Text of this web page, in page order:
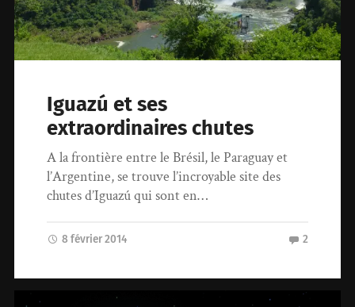
Iguazú et ses
extraordinaires chutes
A la frontière entre le Brésil, le Paraguay et
l’Argentine, se trouve l’incroyable site des
chutes d’Iguazú qui sont en…
8 février 2014 2